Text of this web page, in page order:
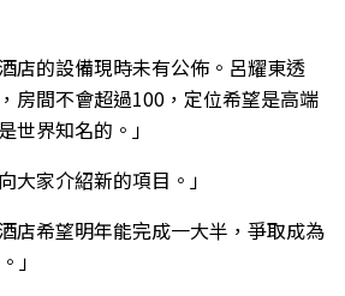
店的設備現時未有公佈。呂耀東透
房間不會超過100，定位希望是高端
世界知名的。」
大家介紹新的項目。」
店希望明年能完成一大半，爭取成為
」